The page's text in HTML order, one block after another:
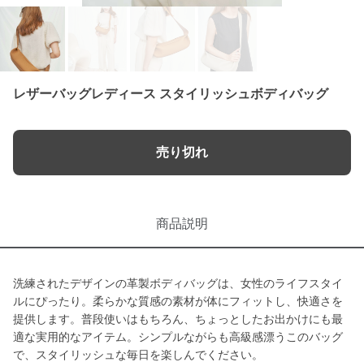
レザーバッグレディース スタイリッシュボディバッグ
売り切れ
商品説明
洗練されたデザインの革製ボディバッグは、女性のライフスタイ
ルにぴったり。柔らかな質感の素材が体にフィットし、快適さを
提供します。普段使いはもちろん、ちょっとしたお出かけにも最
適な実用的なアイテム。シンプルながらも高級感漂うこのバッグ
で、スタイリッシュな毎日を楽しんでください。